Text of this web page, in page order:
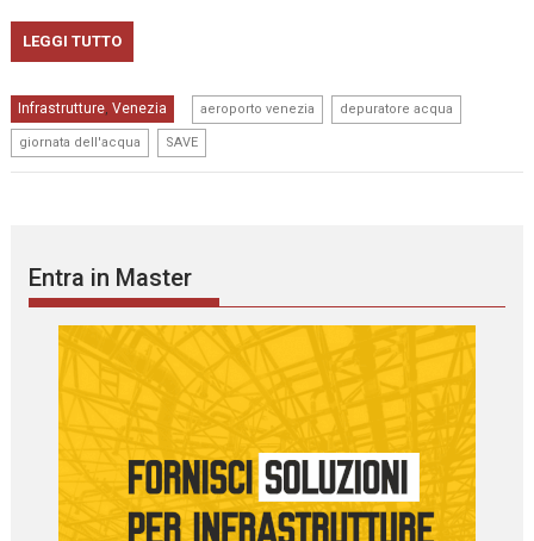
LEGGI TUTTO
Infrastrutture,Venezia aeroporto venezia depuratore acqua
giornata dell'acqua SAVE
Entra in Master